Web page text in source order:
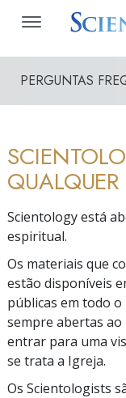
PERGUNTAS
Scientology está
espiritual.
Os materiais que
estão disponíveis
públicas em todo o
sempre abertas
entrar para uma
se trata a Igreja.
Os Scientologists